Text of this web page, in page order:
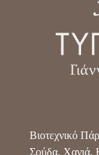
Βιοτεχνικό
Σούδα, Χανιά,